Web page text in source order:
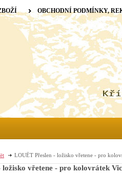
LOUËT Přeslen - ložisko vřetene - pro
ložisko vřetene - pro kolovrátek
OBCHODNÍ PODMÍNKY,